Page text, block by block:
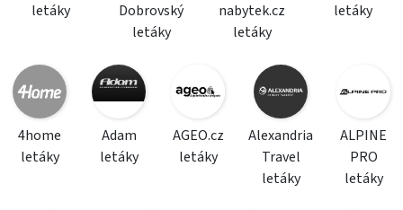
letáky
Dobrovský
letáky
nabytek.cz
letáky
letáky
4home
letáky
Adam
letáky
AGEO.cz
letáky
Alexandria
Travel
letáky
ALPINE
PRO
letáky